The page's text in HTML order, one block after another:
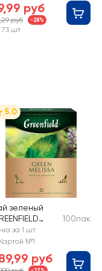
руб
руб -28%
73 шт
5.0
зеленый
Melissa
100пак
за 1 шт
№1
руб